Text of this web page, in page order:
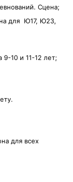
Сцена;
для Ю17, Ю23,
9-10 и 11-12 лет;
для всех